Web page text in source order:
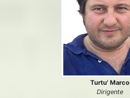
Turtu' Marco
Dirigente